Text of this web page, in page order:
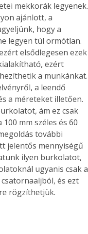
mekkorák legyenek.
ajánlott, a
hogy a
legyen túl ormótlan.
elsődlegesen ezek
ezért
a munkánkat.
a leendő
a méreteket illetően.
ám ez csak
mm széles és 60
további
jelentős mennyiségű
ilyen burkolatot,
ugyanis csak a
és ezt
rögzíthetjük.